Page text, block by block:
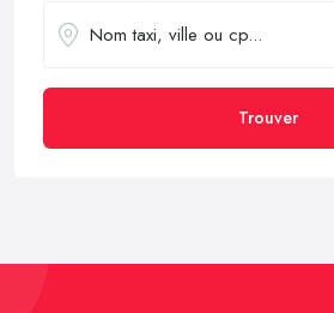
Trouver